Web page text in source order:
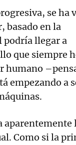
se ha
basado en la
podría llegar a
que siempre
humano
empezando a
aparentemente
Como si la